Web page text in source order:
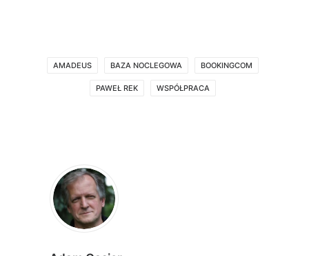
AMADEUS BAZA NOCLEGOWA BOOKINGCOM
PAWEŁ REK WSPÓŁPRACA